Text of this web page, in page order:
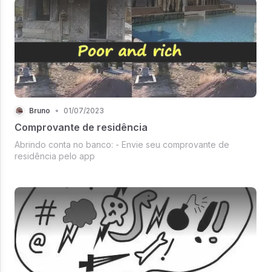
Bruno • 01/07/2023
Comprovante de residência
Abrindo conta no banco: - Envie seu comprovante de
residência pelo app